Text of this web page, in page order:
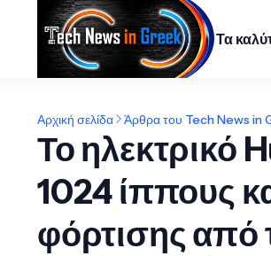
Τα
Αρχική σελίδα Άρθρα του Tech News in
Το ηλεκτρικό
1024 ίππους
φόρτισης από